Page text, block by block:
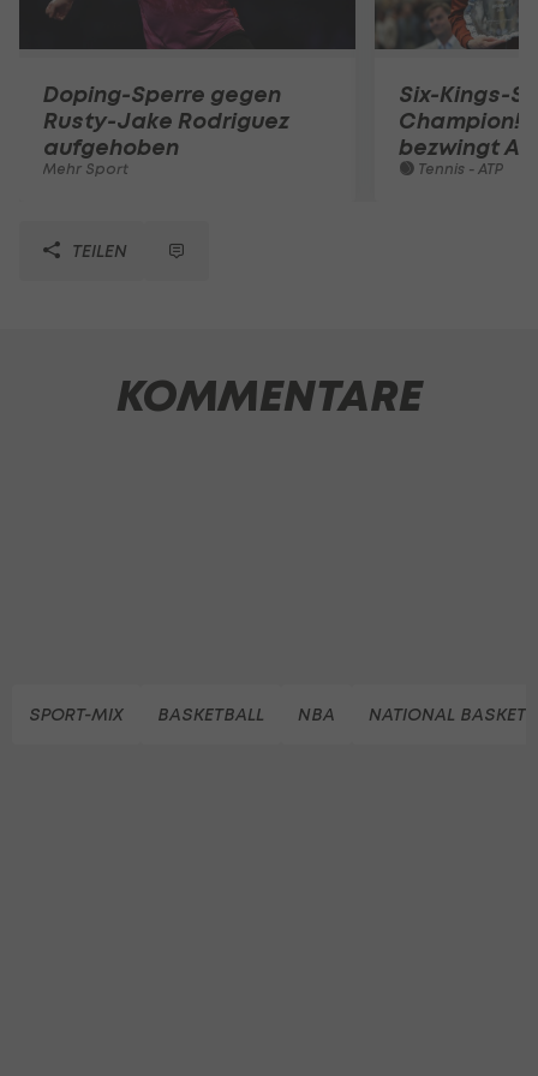
Doping-Sperre gegen
Rusty-Jake Rodriguez
aufgehoben
Mehr Sport
Six-Kings-
Champion!
bezwingt
Tennis - ATP
TEILEN
KOMMENTARE
SPORT-MIX BASKETBALL NBA NATIONAL